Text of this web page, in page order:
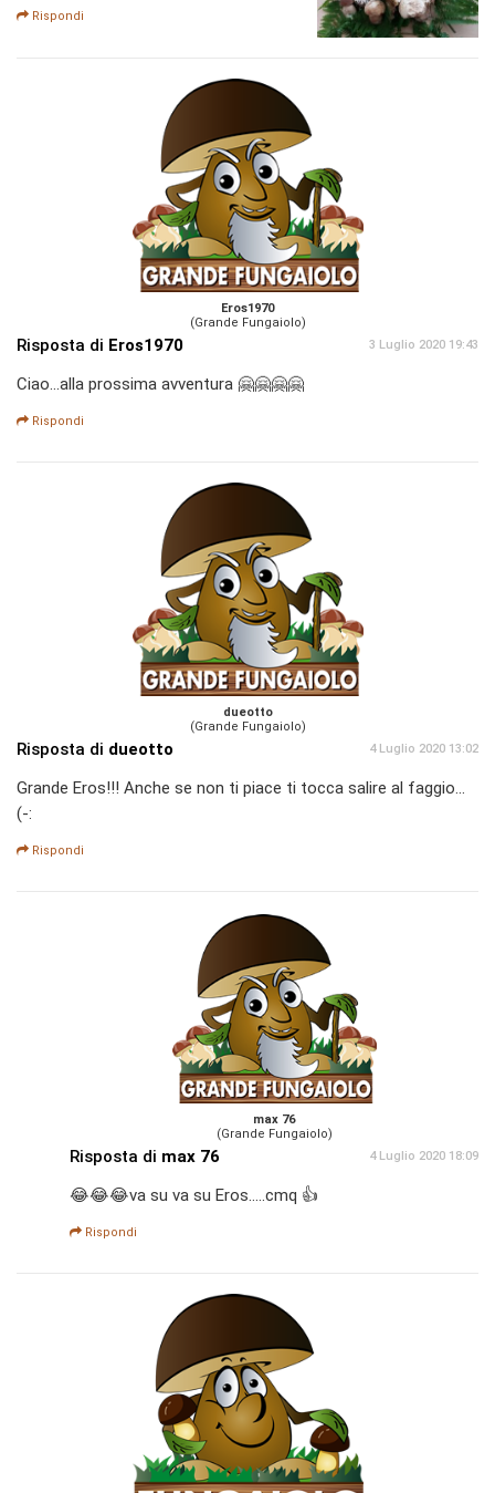
Rispondi
Eros1970
(Grande Fungaiolo)
Risposta di Eros1970 3 Luglio 2020 19:43
Ciao...alla prossima avventura 🤗🤗🤗🤗
Rispondi
dueotto
(Grande Fungaiolo)
Risposta di dueotto 4 Luglio 2020 13:02
Grande Eros!!! Anche se non ti piace ti tocca salire al faggio...
(-:
Rispondi
max 76
(Grande Fungaiolo)
Risposta di max 76 4 Luglio 2020 18:09
😂😂😂va su va su Eros.....cmq 👍
Rispondi